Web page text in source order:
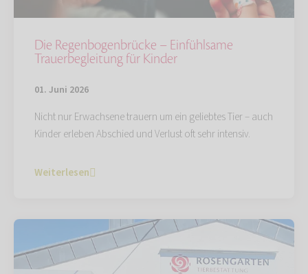
Die Regenbogenbrücke – Einfühlsame
Trauerbegleitung für Kinder
01. Juni 2026
Nicht nur Erwachsene trauern um ein geliebtes Tier – auch
Kinder erleben Abschied und Verlust oft sehr intensiv.
Weiterlesen